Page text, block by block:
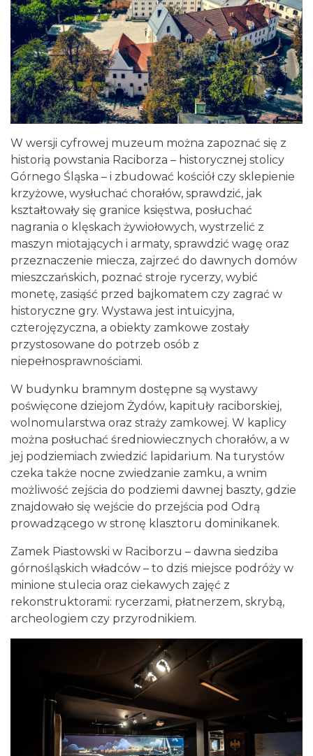
W wersji cyfrowej muzeum można zapoznać się z
historią powstania Raciborza – historycznej stolicy
Górnego Śląska – i zbudować kościół czy sklepienie
krzyżowe, wysłuchać chorałów, sprawdzić, jak
kształtowały się granice księstwa, posłuchać
nagrania o klęskach żywiołowych, wystrzelić z
maszyn miotających i armaty, sprawdzić wagę oraz
przeznaczenie miecza, zajrzeć do dawnych domów
mieszczańskich, poznać stroje rycerzy, wybić
monetę, zasiąść przed bajkomatem czy zagrać w
historyczne gry. Wystawa jest intuicyjna,
czterojęzyczna, a obiekty zamkowe zostały
przystosowane do potrzeb osób z
niepełnosprawnościami.
W budynku bramnym dostępne są wystawy
poświęcone dziejom Żydów, kapituły raciborskiej,
wolnomularstwa oraz straży zamkowej. W kaplicy
można posłuchać średniowiecznych chorałów, a w
jej podziemiach zwiedzić lapidarium. Na turystów
czeka także nocne zwiedzanie zamku, a wnim
możliwość zejścia do podziemi dawnej baszty, gdzie
znajdowało się wejście do przejścia pod Odrą
prowadzącego w stronę klasztoru dominikanek.
Zamek Piastowski w Raciborzu – dawna siedziba
górnośląskich władców – to dziś miejsce podróży w
minione stulecia oraz ciekawych zajęć z
rekonstruktorami: rycerzami, płatnerzem, skrybą,
archeologiem czy przyrodnikiem.